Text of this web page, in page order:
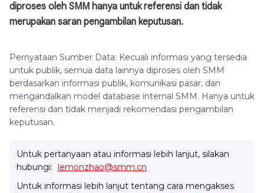
diproses oleh SMM hanya untuk referensi dan tidak
merupakan saran pengambilan keputusan.
Pernyataan Sumber Data: Kecuali informasi yang tersedia
untuk publik, semua data lainnya diproses oleh SMM
berdasarkan informasi publik, komunikasi pasar, dan
mengandalkan model database internal SMM. Hanya untuk
referensi dan tidak menjadi rekomendasi pengambilan
keputusan.
Untuk pertanyaan atau informasi lebih lanjut, silakan
hubungi: lemonzhao@smm.cn
Untuk informasi lebih lanjut tentang cara mengakses